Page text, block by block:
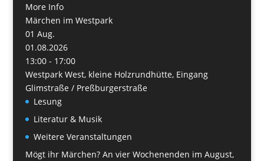
More Info
Märchen im Westpark
01 Aug.
01.08.2026
13:00 - 17:00
Westpark West, kleine Holzrundhütte, Eingang
Glimstraße / Preßburgerstraße
Lesung
Literatur & Musik
Weitere Veranstaltungen
Mögt ihr Märchen? An vier Wochenenden im August,